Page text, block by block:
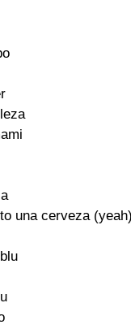
una cerveza